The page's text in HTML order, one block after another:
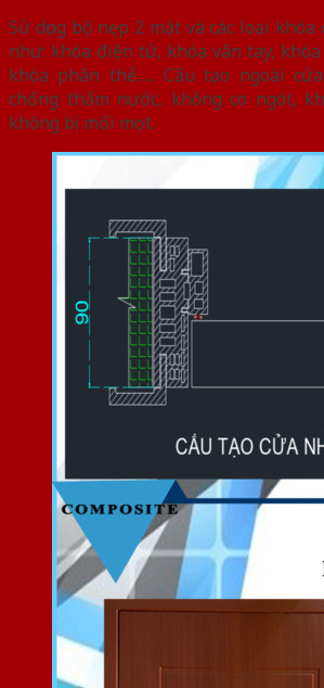
Sử dụng bộ nẹp 2 mặt và các loại
như: khóa điện tử, khóa vân tay,
khóa phân thể….. Cấu tạo ngoài
chống thấm nước, không co ngót,
không bị mối mọt.